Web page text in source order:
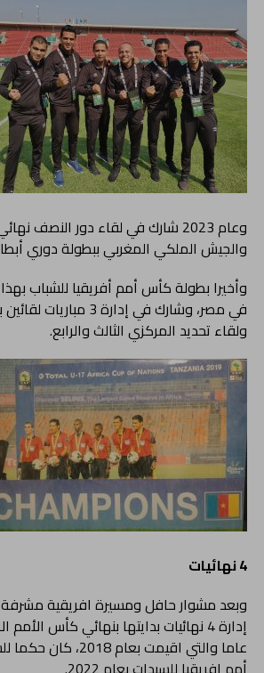
وعام 2023 شارك في لقاء دور النصف
والجيش الملكي المغربي ببطولة دوري
وأخيرا بطولة كأس أمم أفريقيا للشباب
في مصر، وشارك في إدارة
ولقاء تحديد المركزي الثالث والرابع.
4 نهائيات
وبعد مشوار حافل ومسيرة افريقية مشرفة
عاما والتي اقيمت بعام